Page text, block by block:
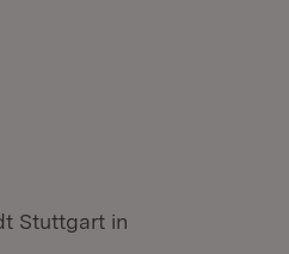
Stuttgart in